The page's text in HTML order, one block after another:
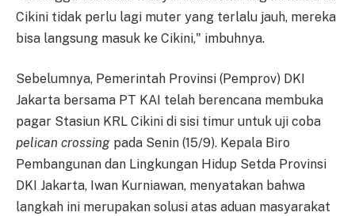
Cikini tidak perlu lagi muter yang terlalu jauh, mereka
bisa langsung masuk ke Cikini," imbuhnya.
Sebelumnya, Pemerintah Provinsi (Pemprov) DKI
Jakarta bersama PT KAI telah berencana membuka
pagar Stasiun KRL Cikini di sisi timur untuk uji coba
pelican crossing pada Senin (15/9). Kepala Biro
Pembangunan dan Lingkungan Hidup Setda Provinsi
DKI Jakarta, Iwan Kurniawan, menyatakan bahwa
langkah ini merupakan solusi atas aduan masyarakat